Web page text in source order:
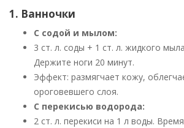
1. Ванночки
С содой и мылом:
3 ст. л. соды + 1 ст. л. жидкого
Держите ноги 20 минут.
Эффект: размягчает кожу,
ороговевшего слоя.
С перекисью водорода:
2 ст. л. перекиси на 1 л воды.